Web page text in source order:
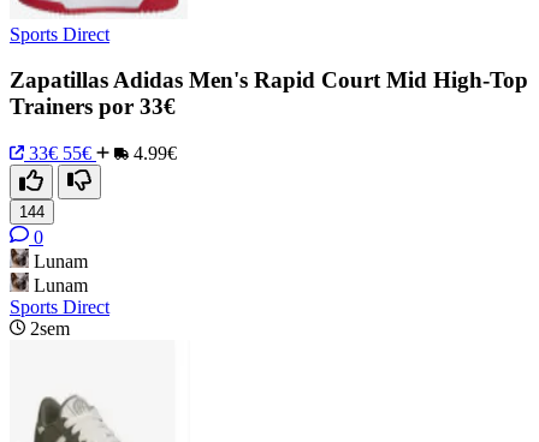
Sports Direct
Zapatillas Adidas Men's Rapid Court Mid High-Top
Trainers por 33€
33€ 55€ 4.99€
144
0
Lunam
Lunam
Sports Direct
2sem